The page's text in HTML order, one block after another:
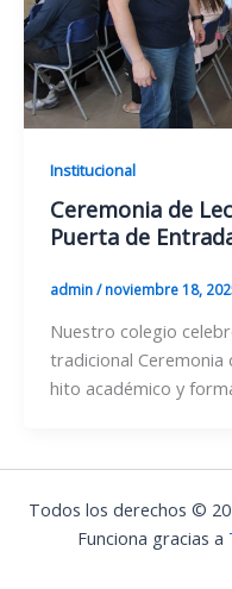
Institucional
Ceremonia de
Puerta de
admin/noviembre 18,
Nuestro colegio
tradicional Ceremonia
hito académico y
Todos los derechos ©
Funciona gracias a